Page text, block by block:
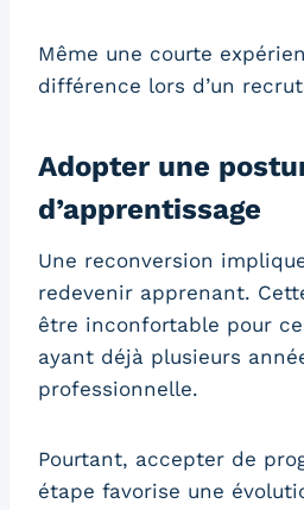
Même une courte
différence lors d’un
Adopter une
d’apprentissage
Une reconversion
redevenir apprenant.
être inconfortable pour
ayant déjà plusieurs
professionnelle.
Pourtant, accepter de
étape favorise une